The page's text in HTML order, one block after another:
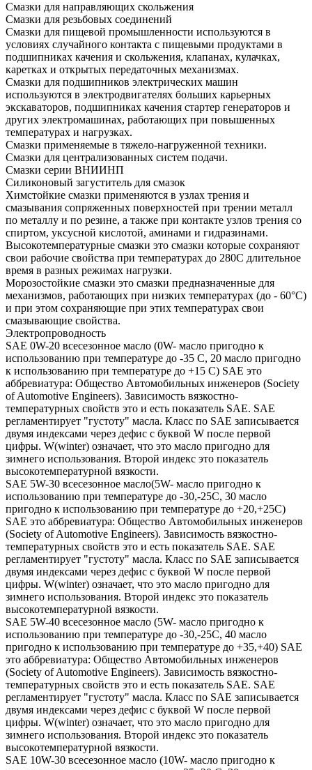
Смазки для направляющих скольжения
Смазки для резьбовых соединений
Смазки для пищевой промышленности используются в
условиях случайного контакта с пищевыми продуктами в
подшипниках качения и скольжения, клапанах, кулачках,
каретках и открытых передаточных механизмах.
Смазки для подшипников электрических машин
используются в электродвигателях больших карьерных
экскаваторов, подшипниках качения стартер генераторов и
других электромашинах, работающих при повышенных
температурах и нагрузках.
Смазки применяемые в тяжело-нагруженной техники.
Смазки для централизованных систем подачи.
Смазки серии ВНИИНП
Силиконовый загуститель для смазок
Химстойкие смазки применяются в узлах трения и
смазывания сопряженных поверхностей при трении металл
по металлу и по резине, а также при контакте узлов трения со
спиртом, уксусной кислотой, аминами и гидразинами.
Высокотемпературные смазки это смазки которые сохраняют
свои рабочие свойства при температурах до 280С длительное
время в разных режимах нагрузки.
Морозостойкие смазки это смазки предназначенные для
механизмов, работающих при низких температурах (до - 60°С)
и при этом сохраняющие при этих температурах свои
смазывающие свойства.
Электропроводность
SAE 0W-20 всесезонное масло (0W- масло пригодно к
использованию при температуре до -35 С, 20 масло пригодно
к использованию при температуре до +15 С) SAE это
аббревиатура: Общество Автомобильных инженеров (Society
of Automotive Engineers). Зависимость вязкостно-
температурных свойств это и есть показатель SAE. SAE
регламентирует "густоту" масла. Класс по SAE записывается
двумя индексами через дефис с буквой W после первой
цифры. W(winter) означает, что это масло пригодно для
зимнего использования. Второй индекс это показатель
высокотемпературной вязкости.
SAE 5W-30 всесезонное масло(5W- масло пригодно к
использованию при температуре до -30,-25С, 30 масло
пригодно к использованию при температуре до +20,+25С)
SAE это аббревиатура: Общество Автомобильных инженеров
(Society of Automotive Engineers). Зависимость вязкостно-
температурных свойств это и есть показатель SAE. SAE
регламентирует "густоту" масла. Класс по SAE записывается
двумя индексами через дефис с буквой W после первой
цифры. W(winter) означает, что это масло пригодно для
зимнего использования. Второй индекс это показатель
высокотемпературной вязкости.
SAE 5W-40 всесезонное масло (5W- масло пригодно к
использованию при температуре до -30,-25С, 40 масло
пригодно к использованию при температуре до +35,+40) SAE
это аббревиатура: Общество Автомобильных инженеров
(Society of Automotive Engineers). Зависимость вязкостно-
температурных свойств это и есть показатель SAE. SAE
регламентирует "густоту" масла. Класс по SAE записывается
двумя индексами через дефис с буквой W после первой
цифры. W(winter) означает, что это масло пригодно для
зимнего использования. Второй индекс это показатель
высокотемпературной вязкости.
SAE 10W-30 всесезонное масло (10W- масло пригодно к